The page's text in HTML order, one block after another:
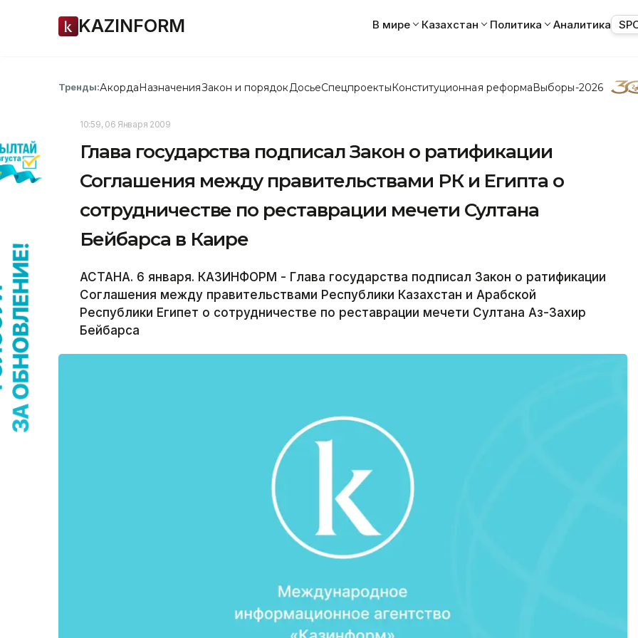
KAZINFORM В мире Казахстан Политика Аналитика
Тренды:АкордаНазначенияЗакон и порядок ДосьеСпецпроектыКонституционная реформаВыборы-2026
10:59, 06 Января 2009
Глава государства подписал Закон о ратификации
Соглашения между правительствами РК и Египта о
сотрудничестве по реставрации мечети Султана
Бейбарса в Каире
АСТАНА. 6 января. КАЗИНФОРМ - Глава государства подписал Закон о ратификации
Соглашения между правительствами Республики Казахстан и Арабской
Республики Египет о сотрудничестве по реставрации мечети Султана Аз-Захир
Бейбарса